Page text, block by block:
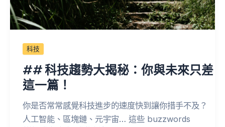
科技
## 科技趨勢大揭秘：你與未來只差
這一篇！
你是否常常感覺科技進步的速度快到讓你措手不及？
人工智能、區塊鏈、元宇宙… 這些 buzzwords